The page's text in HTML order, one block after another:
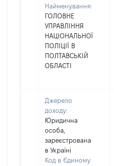
Найменування:
ГОЛОВНЕ
УПРАВЛІННЯ
НАЦІОНАЛЬНОЇ
ПОЛІЦІЇ В
ПОЛТАВСЬКІЙ
ОБЛАСТІ
Джерело
доходу:
Юридична
особа,
зареєстрована
в Україні
Код в Єдиному